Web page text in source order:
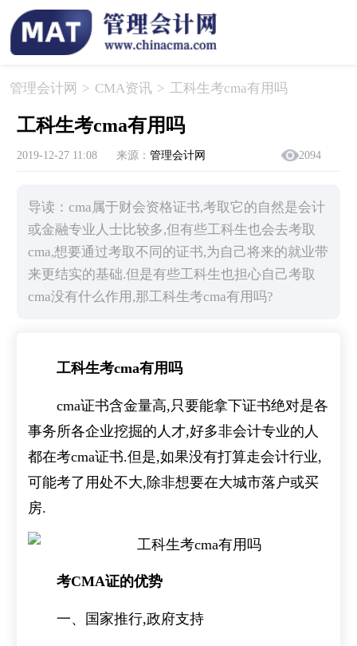
管理会计网 > CMA资讯 > ​工科生考cma有用吗
​工科生考cma有用吗
2019-12-27 11:08 来源： 管理会计网 2094
导读：cma属于财会资格证书,考取它的自然是会计
或金融专业人士比较多,但有些工科生也会去考取
cma,想要通过考取不同的证书,为自己将来的就业带
来更结实的基础.但是有些工科生也担心自己考取
cma没有什么作用,那工科生考cma有用吗?
工科生考cma有用吗
cma证书含金量高,只要能拿下证书绝对是各
事务所各企业挖掘的人才,好多非会计专业的人
都在考cma证书.但是,如果没有打算走会计行业,
可能考了用处不大,除非想要在大城市落户或买
房.
考CMA证的优势
一、国家推行,政府支持